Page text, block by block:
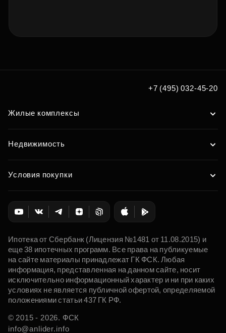
+7 (495) 032-45-20
Жилые комплексы
Недвижимость
Условия покупки
Ипотека от Сбербанк (Лицензия №1481 от 11.08.2015) и
еще 38 ипотечных программ. Все права на публикуемые
на сайте материалы принадлежат ГК ФСК. Любая
информация, представленная на данном сайте, носит
исключительно информационный характер и ни при каких
условиях не является публичной офертой, определяемой
положениями статьи 437 ГК РФ.
© 2015 - 2026. ФСК
info@anlider.info